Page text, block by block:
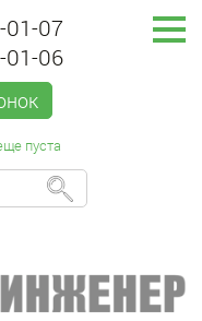
01-07
01-06
пуста